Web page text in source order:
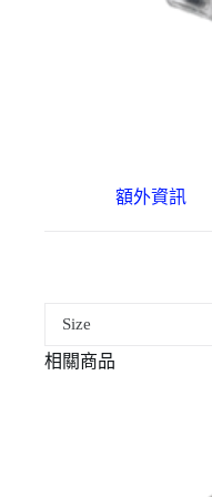
額外資訊
Size
相關商品